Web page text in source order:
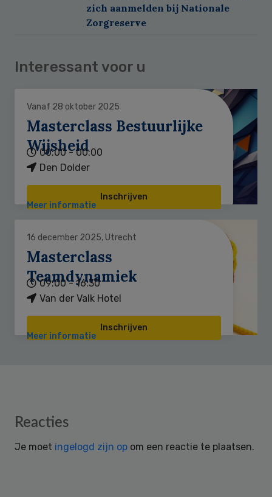
zich aanmelden bij Nationale
Zorgreserve
Interessant voor u
Vanaf 28 oktober 2025
Masterclass Bestuurlijke
Wijsheid
00:00 - 00:00
Den Dolder
Inschrijven
Meer informatie
16 december 2025, Utrecht
Masterclass
Teamdynamiek
09:00 - 16:30
Van der Valk Hotel
Inschrijven
Meer informatie
Reader
Reacties
Je moet ingelogd zijn op om een reactie te plaatsen.